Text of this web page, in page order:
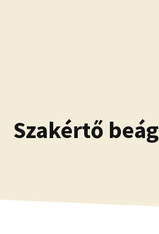
Szakértő